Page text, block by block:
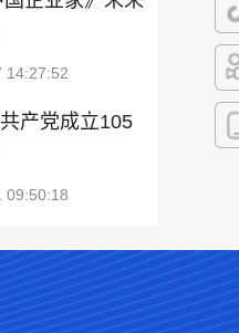
抖
快
14:27:52
产党成立105
09:50:18